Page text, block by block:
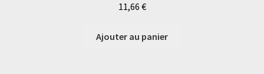
11,66 €
Ajouter au panier